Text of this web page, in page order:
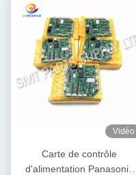
Vidéo
Carte de contrôle
d'alimentation Panasonic